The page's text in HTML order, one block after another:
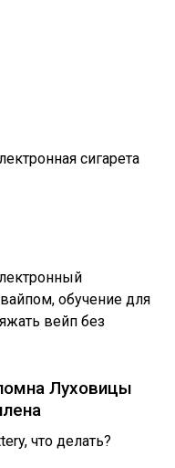
сигарета
обучение для
вейп без
Луховицы
что делать?